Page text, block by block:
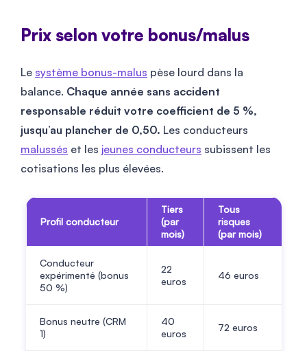
Prix selon votre bonus/malus
Le système bonus-malus pèse lourd dans la
balance. Chaque année sans accident
responsable réduit votre coefficient de 5 %,
jusqu’au plancher de 0,50. Les conducteurs
malussés et les jeunes conducteurs subissent les
cotisations les plus élevées.
Profil conducteur
Tiers
(par
mois)
Tous
risques
(par mois)
Conducteur
expérimenté (bonus
50 %)
22
euros
46 euros
Bonus neutre (CRM
1)
40
euros
72 euros